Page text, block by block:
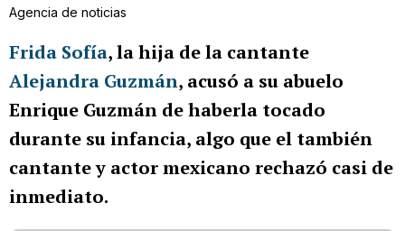
Agencia de noticias
Frida Sofía, la hija de la cantante
Alejandra Guzmán, acusó a su abuelo
Enrique Guzmán de haberla tocado
durante su infancia, algo que el también
cantante y actor mexicano rechazó casi de
inmediato.